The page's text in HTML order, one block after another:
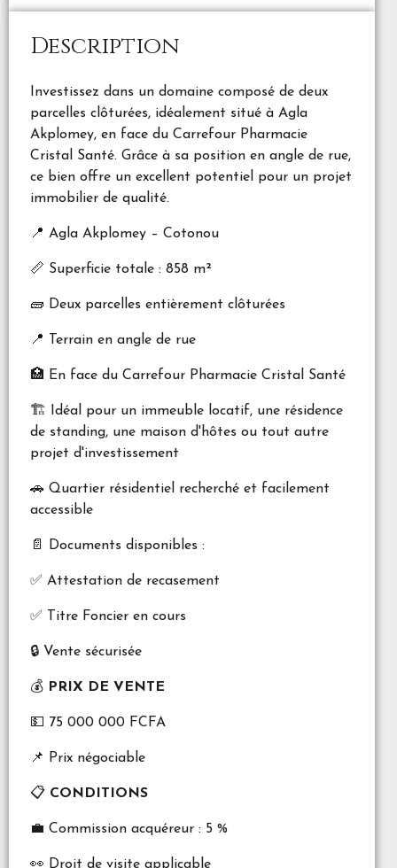
Description
Investissez dans un domaine composé de deux
parcelles clôturées, idéalement situé à Agla
Akplomey, en face du Carrefour Pharmacie
Cristal Santé. Grâce à sa position en angle de rue,
ce bien offre un excellent potentiel pour un projet
immobilier de qualité.
📍 Agla Akplomey – Cotonou
📏 Superficie totale : 858 m²
🧱 Deux parcelles entièrement clôturées
📍 Terrain en angle de rue
🏥 En face du Carrefour Pharmacie Cristal Santé
🏗️ Idéal pour un immeuble locatif, une résidence
de standing, une maison d'hôtes ou tout autre
projet d'investissement
🚗 Quartier résidentiel recherché et facilement
accessible
📄 Documents disponibles :
✅ Attestation de recasement
✅ Titre Foncier en cours
🔒 Vente sécurisée
💰 PRIX DE VENTE
💵 75 000 000 FCFA
📌 Prix négociable
📋 CONDITIONS
💼 Commission acquéreur : 5 %
👀 Droit de visite applicable